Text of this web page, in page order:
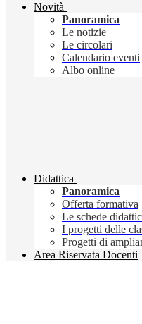
Novità
Panoramica
Le notizie
Le circolari
Calendario eventi
Albo online
Didattica
Panoramica
Offerta formativa
Le schede
I progetti delle
Progetti di
Area Riservata Docenti